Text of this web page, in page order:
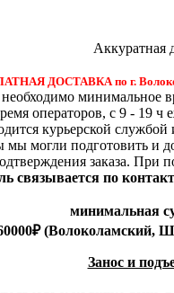
Аккуратная
ДОСТАВКА по г.
минимальное
операторов, с 9 - 19
курьерской
мы могли подготовить и
заказа.
связывается по
минимальная
60000₽
Занос и